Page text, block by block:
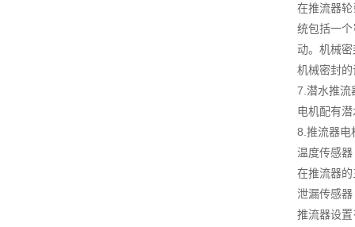
在推流器
统包括一
动。机械
机械密封
7.潜水推流
电机配有
8.推流器电
温度传感器
在推流器
泄漏传感器
推流器设